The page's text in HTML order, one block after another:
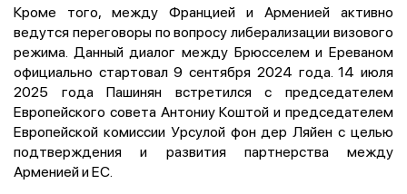
Кроме того, между Францией и Арменией активно
ведутся переговоры по вопросу либерализации визового
режима. Данный диалог между Брюсселем и Ереваном
официально стартовал 9 сентября 2024 года. 14 июля
2025 года Пашинян встретился с председателем
Европейского совета Антониу Коштой и председателем
Европейской комиссии Урсулой фон дер Ляйен с целью
подтверждения и развития партнерства между
Арменией и ЕС.